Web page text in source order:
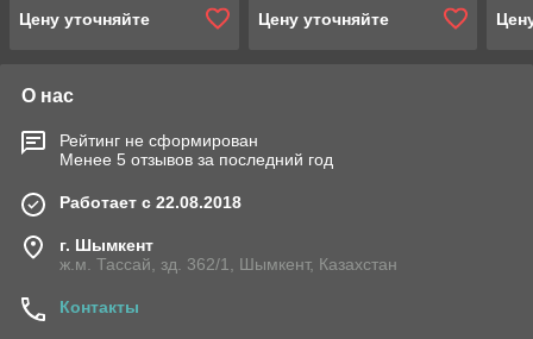
Цену уточняйте
Цену уточняйте
О нас
Рейтинг не сформирован
Менее 5 отзывов за последний год
Работает с 22.08.2018
г. Шымкент
ж.м. Тассай, зд. 362/1, Шымкент, Казахстан
Контакты